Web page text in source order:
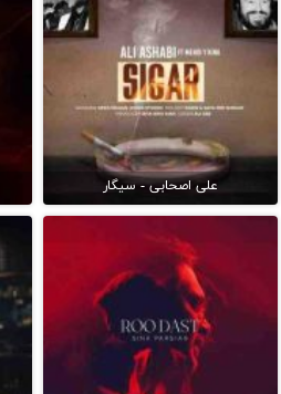
علی اصحابی - سیگار